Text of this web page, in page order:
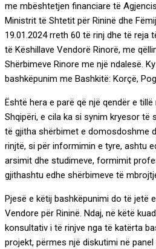
me mbështetjen financiare të
Ministrit të Shtetit për Rininë dhe
19.01.2024 rreth 60 të rinj dhe të reja
të Këshillave Vendorë Rinorë, me
Shërbimeve Rinore me një ndalesë.
bashkëpunim me Bashkitë: Korçë,
Është hera e parë që një qendër e
Shqipëri, e cila ka si synim kryesor të
të gjitha shërbimet e domosdoshme
rinjtë, si për informimin e tyre, ashtu
arsimit dhe studimeve, formimit
gjithashtu edhe shërbimeve të
Pjesë e këtij bashkëpunimi do të jetë
Vendore për Rininë. Ndaj, në këtë
konsultativ i të rinjve nga të katërta
projekt, përmes një diskutimi në